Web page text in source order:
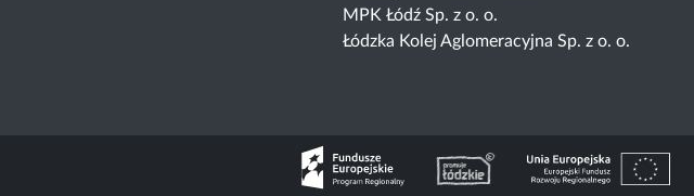
MPK Łódź Sp. z o. o.
Łódzka Kolej Aglomeracyjna Sp. z o. o.